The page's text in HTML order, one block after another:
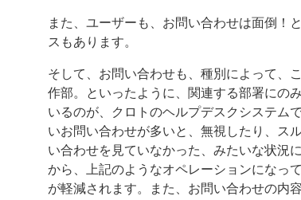
また、ユーザーも、お問い合わせは面倒！
スもあります。
そして、お問い合わせも、種別によって、
作部。といったように、関連する部署にの
いるのが、クロトのヘルプデスクシステム
いお問い合わせが多いと、無視したり、ス
い合わせを見ていなかった、みたいな状況
から、上記のようなオペレーションになっ
が軽減されます。また、お問い合わせの内